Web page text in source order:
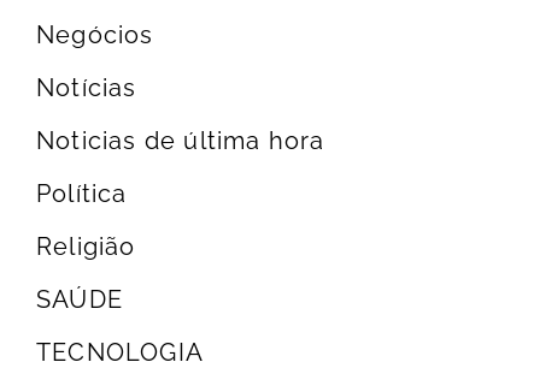
Negócios
Notícias
Noticias de última hora
Política
Religião
SAÚDE
TECNOLOGIA